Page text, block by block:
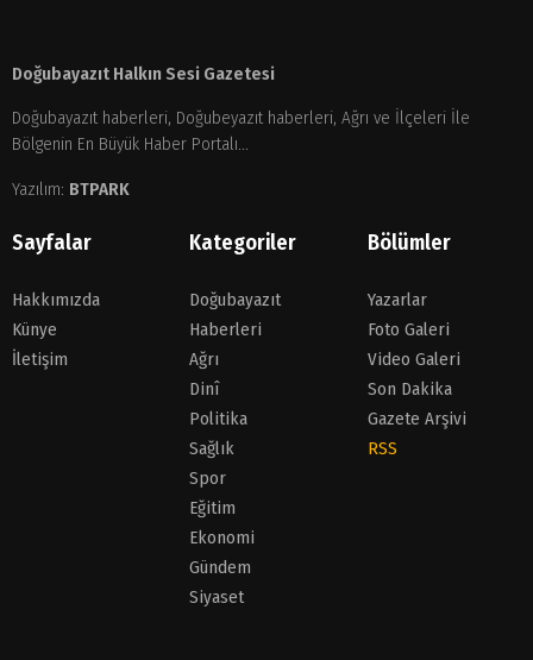
Doğubayazıt Halkın Sesi Gazetesi
Doğubayazıt haberleri, Doğubeyazıt haberleri, Ağrı ve İlçeleri İle
Bölgenin En Büyük Haber Portalı...
Yazılım: BTPARK
Sayfalar
Hakkımızda
Künye
İletişim
Kategoriler
Doğubayazıt
Haberleri
Ağrı
Dinî
Politika
Sağlık
Spor
Eğitim
Ekonomi
Gündem
Siyaset
Bölümler
Yazarlar
Foto Galeri
Video Galeri
Son Dakika
Gazete Arşivi
RSS